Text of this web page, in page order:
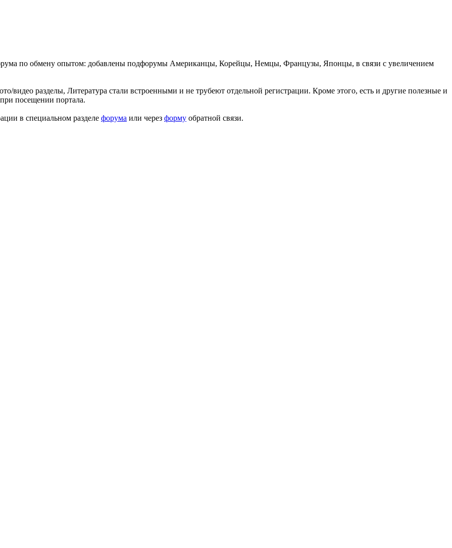
по обмену опытом: добавлены подфорумы Американцы, Корейцы, Немцы, Французы, Японцы, в связи с увеличением
видео разделы, Литература стали встроенными и не трубеют отдельной регистрации. Кроме этого, есть и другие полезные и
посещении портала.
в специальном разделе форума или через форму обратной связи.